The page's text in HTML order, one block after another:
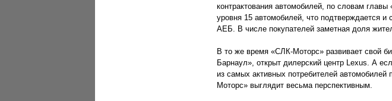
контрактования автомобилей, по словам
уровня 15 автомобилей, что подтверждается и
АЕБ. В числе покупателей заметная доля
В то же время «СЛК-Моторс» развивает свой
Барнаул», открыт дилерский центр Lexus. А
из самых активных потребителей
Моторс» выглядит весьма перспективным.